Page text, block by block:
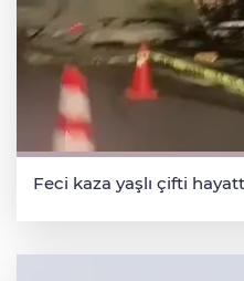
Feci kaza yaşlı çifti